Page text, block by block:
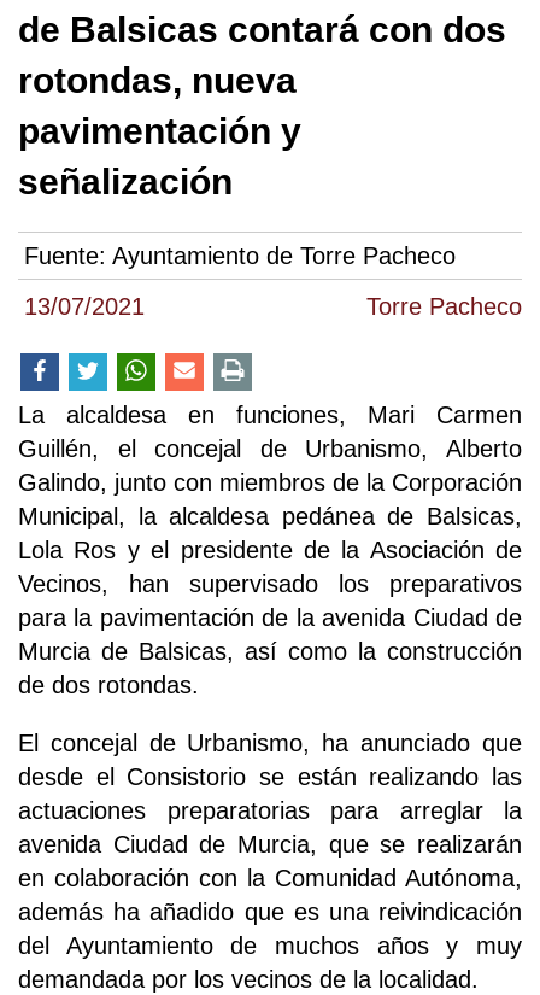
13/07/2021 Torre Pacheco
de Balsicas contará con dos
rotondas, nueva
pavimentación y
señalización
Fuente: Ayuntamiento de Torre Pacheco
La alcaldesa en funciones, Mari Carmen
Guillén, el concejal de Urbanismo, Alberto
Galindo, junto con miembros de la Corporación
Municipal, la alcaldesa pedánea de Balsicas,
Lola Ros y el presidente de la Asociación de
Vecinos, han supervisado los preparativos
para la pavimentación de la avenida Ciudad de
Murcia de Balsicas, así como la construcción
de dos rotondas.
El concejal de Urbanismo, ha anunciado que
desde el Consistorio se están realizando las
actuaciones preparatorias para arreglar la
avenida Ciudad de Murcia, que se realizarán
en colaboración con la Comunidad Autónoma,
además ha añadido que es una reivindicación
del Ayuntamiento de muchos años y muy
demandada por los vecinos de la localidad.